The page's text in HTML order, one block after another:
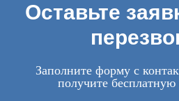
Оставьте
Заполните форму с
получите